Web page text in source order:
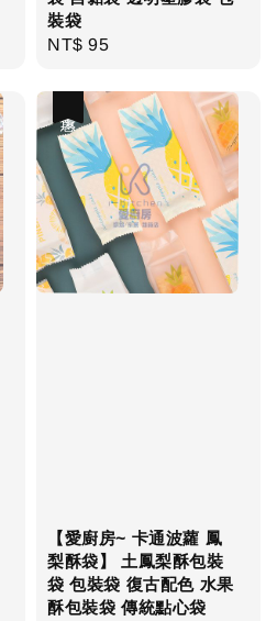
裝袋
Regular
NT$ 95
【愛廚房~ 卡通波蘿 鳳
梨酥袋】 土鳳梨酥包裝
袋 包裝袋 復古配色 水果
酥包裝袋 傳統點心袋